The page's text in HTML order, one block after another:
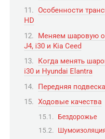
Особенности
HD
Меняем шаровую
J4, i30 и Kia Ceed
Когда менять
i30 и Hyundai Elantra
Передняя подвеска
Ходовые качества
Бездорожье